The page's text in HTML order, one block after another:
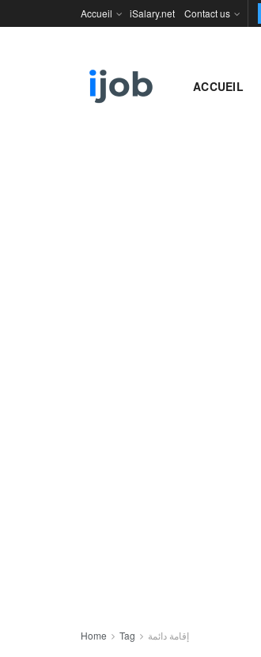
Accueil iSalary.net Contact us
ACCUEIL
Home Tag إقامة دائمة